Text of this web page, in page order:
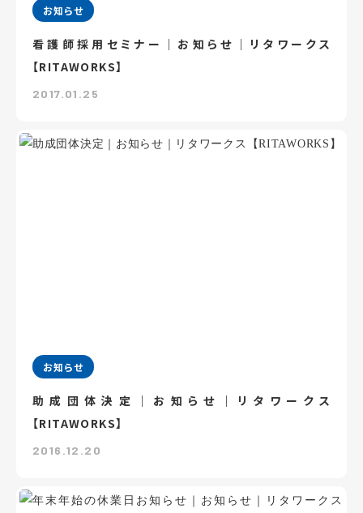
お知らせ
看護師採用セミナー｜お知らせ｜リタワークス
【RITAWORKS】
2017.01.25
お知らせ
助成団体決定｜お知らせ｜リタワークス
【RITAWORKS】
2016.12.20